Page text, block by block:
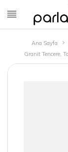
Ana Sayfa
Granit Tencere,